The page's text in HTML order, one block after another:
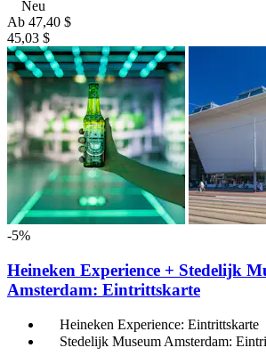
Neu
Ab 47,40 $
45,03 $
-5%
Heineken Experience + Stedelijk
Amsterdam: Eintrittskarte
Heineken Experience: Eintrittskarte
Stedelijk Museum Amsterdam: